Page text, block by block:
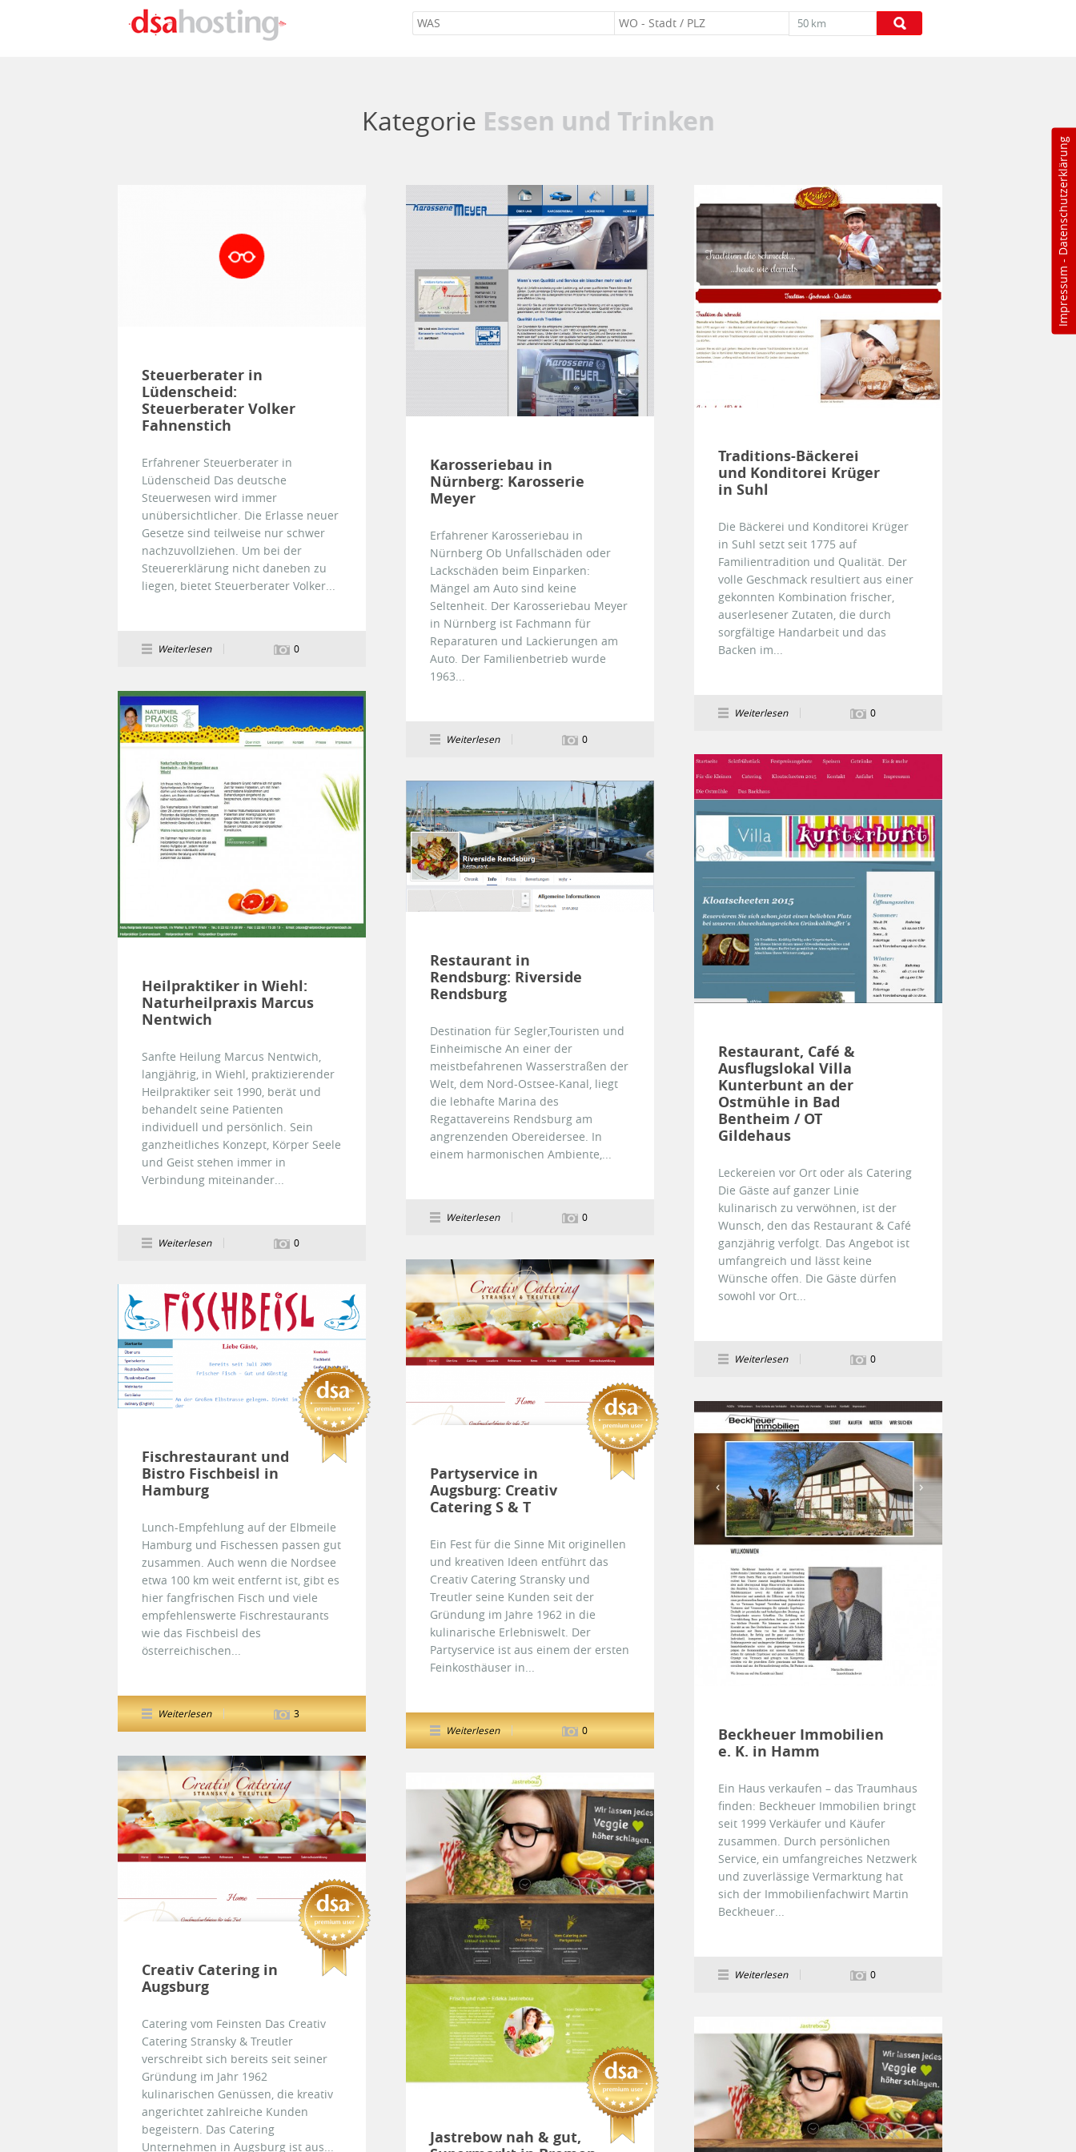
50 km
Impressum
-
Datenschutzerklärung
Kategorie Essen und Trinken
Steuerberater in
Lüdenscheid:
Steuerberater Volker
Fahnenstich
Erfahrener Steuerberater in
Lüdenscheid Das deutsche
Steuerwesen wird immer
unübersichtlicher. Die Erlasse neuer
Gesetze sind teilweise nur schwer
nachzuvollziehen. Um bei der
Steuererklärung nicht daneben zu
liegen, bietet Steuerberater Volker...
Weiterlesen 0
Karosseriebau in
Nürnberg: Karosserie
Meyer
Erfahrener Karosseriebau in
Nürnberg Ob Unfallschäden oder
Lackschäden beim Einparken:
Mängel am Auto sind keine
Seltenheit. Der Karosseriebau Meyer
in Nürnberg ist Fachmann für
Reparaturen und Lackierungen am
Auto. Der Familienbetrieb wurde
1963...
Weiterlesen 0
Traditions-Bäckerei
und Konditorei Krüger
in Suhl
Die Bäckerei und Konditorei Krüger
in Suhl setzt seit 1775 auf
Familientradition und Qualität. Der
volle Geschmack resultiert aus einer
gekonnten Kombination frischer,
auserlesener Zutaten, die durch
sorgfältige Handarbeit und das
Backen im...
Weiterlesen 0
Heilpraktiker in Wiehl:
Naturheilpraxis Marcus
Nentwich
Sanfte Heilung Marcus Nentwich,
langjährig, in Wiehl, praktizierender
Heilpraktiker seit 1990, berät und
behandelt seine Patienten
individuell und persönlich. Sein
ganzheitliches Konzept, Körper Seele
und Geist stehen immer in
Verbindung miteinander...
Weiterlesen 0
Restaurant, Café &
Ausflugslokal Villa
Kunterbunt an der
Ostmühle in Bad
Bentheim / OT
Gildehaus
Leckereien vor Ort oder als Catering
Die Gäste auf ganzer Linie
kulinarisch zu verwöhnen, ist der
Wunsch, den das Restaurant & Café
ganzjährig verfolgt. Das Angebot ist
umfangreich und lässt keine
Wünsche offen. Die Gäste dürfen
sowohl vor Ort...
Weiterlesen 0
Restaurant in
Rendsburg: Riverside
Rendsburg
Destination für Segler,Touristen und
Einheimische An einer der
meistbefahrenen Wasserstraßen der
Welt, dem Nord-Ostsee-Kanal, liegt
die lebhafte Marina des
Regattavereins Rendsburg am
angrenzenden Obereidersee. In
einem harmonischen Ambiente,...
Weiterlesen 0
Partyservice in
Augsburg: Creativ
Catering S & T
Ein Fest für die Sinne Mit originellen
und kreativen Ideen entführt das
Creativ Catering Stransky und
Treutler seine Kunden seit der
Gründung im Jahre 1962 in die
kulinarische Erlebniswelt. Der
Partyservice ist aus einem der ersten
Feinkosthäuser in...
Weiterlesen 0
Fischrestaurant und
Bistro Fischbeisl in
Hamburg
Lunch-Empfehlung auf der Elbmeile
Hamburg und Fischessen passen gut
zusammen. Auch wenn die Nordsee
etwa 100 km weit entfernt ist, gibt es
hier fangfrischen Fisch und viele
empfehlenswerte Fischrestaurants
wie das Fischbeisl des
österreichischen...
Weiterlesen 3
Beckheuer Immobilien
e. K. in Hamm
Ein Haus verkaufen – das Traumhaus
finden: Beckheuer Immobilien bringt
seit 1999 Verkäufer und Käufer
zusammen. Durch persönlichen
Service, ein umfangreiches Netzwerk
und zuverlässige Vermarktung hat
sich der Immobilienfachwirt Martin
Beckheuer...
Weiterlesen 0
Creativ Catering in
Augsburg
Catering vom Feinsten Das Creativ
Catering Stransky & Treutler
verschreibt sich bereits seit seiner
Gründung im Jahr 1962
kulinarischen Genüssen, die kreativ
angerichtet zahlreiche Kunden
begeistern. Das Catering
Unternehmen in Augsburg ist aus...
Jastrebow nah & gut,